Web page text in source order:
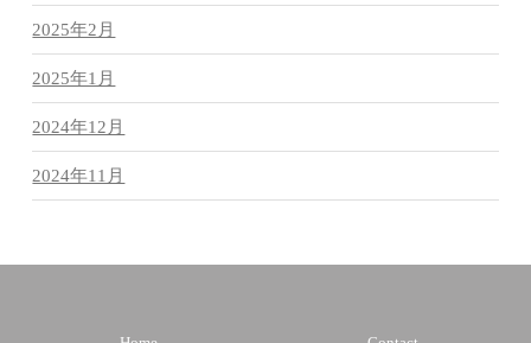
2025年2月
2025年1月
2024年12月
2024年11月